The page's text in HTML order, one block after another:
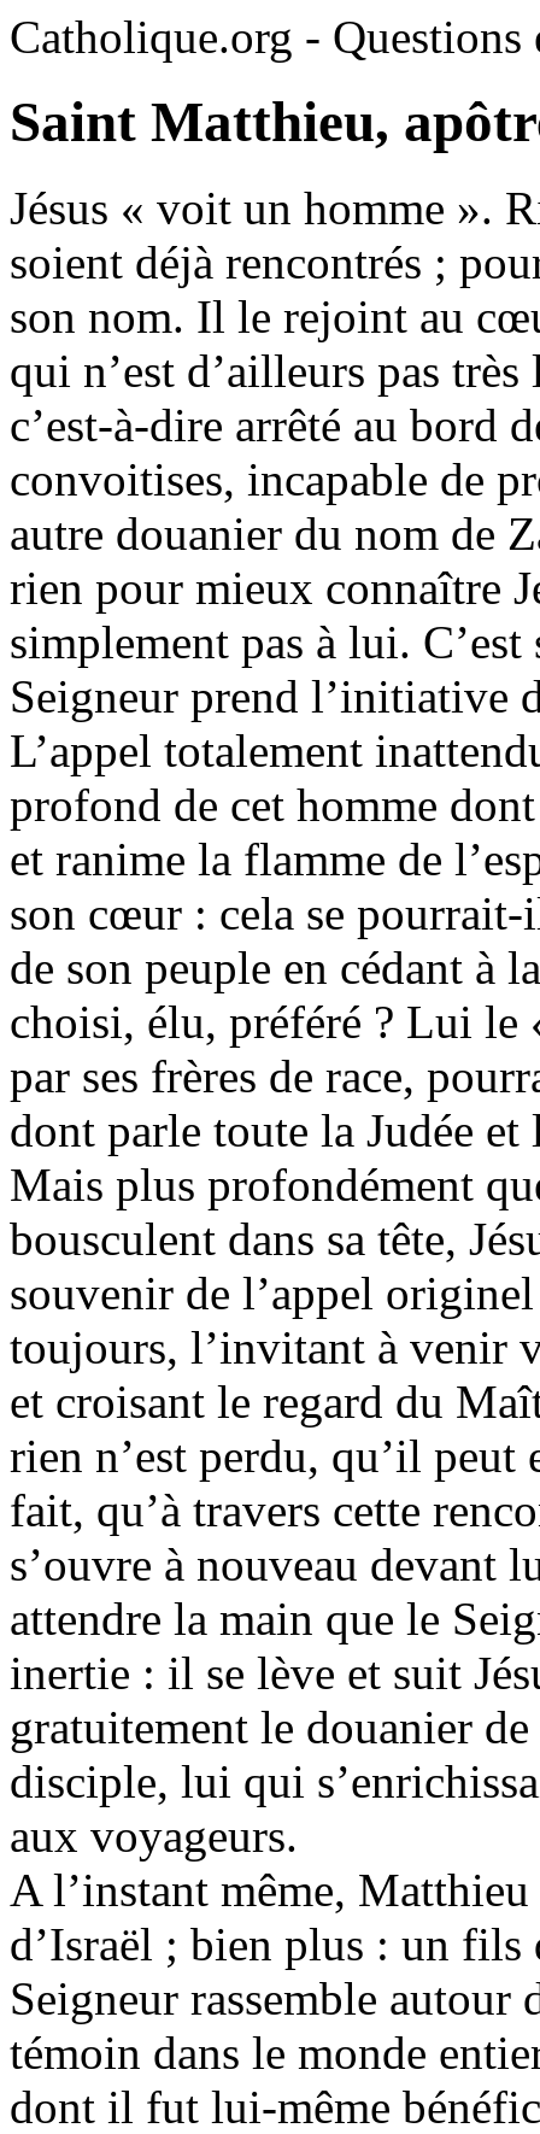
Catholique.org - Questions
Saint Matthieu,
Jésus « voit un homme ».
soient déjà rencontrés ;
son nom. Il le rejoint au
qui n’est d’ailleurs pas
c’est-à-dire arrêté au bord
convoitises, incapable de
autre douanier du nom de
rien pour mieux connaître
simplement pas à lui.
Seigneur prend l’initiative
L’appel totalement
profond de cet homme
et ranime la flamme de
son cœur : cela se
de son peuple en cédant à
choisi, élu, préféré ? Lui le
par ses frères de race,
dont parle toute la Judée et
Mais plus profondément
bousculent dans sa tête,
souvenir de l’appel
toujours, l’invitant à venir
et croisant le regard du
rien n’est perdu, qu’il
fait, qu’à travers cette
s’ouvre à nouveau devant
attendre la main que le
inertie : il se lève et suit
gratuitement le douanier
disciple, lui qui
aux voyageurs.
A l’instant même,
d’Israël ; bien plus : un fils
Seigneur rassemble autour
témoin dans le monde
dont il fut lui-même